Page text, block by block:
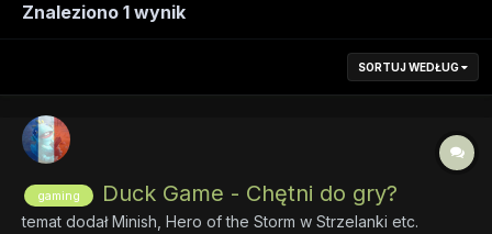
Znaleziono 1 wynik
SORTUJ WEDŁUG
gaming Duck Game - Chętni do gry?
temat dodałMinish, Hero of the Storm w Strzelanki etc.